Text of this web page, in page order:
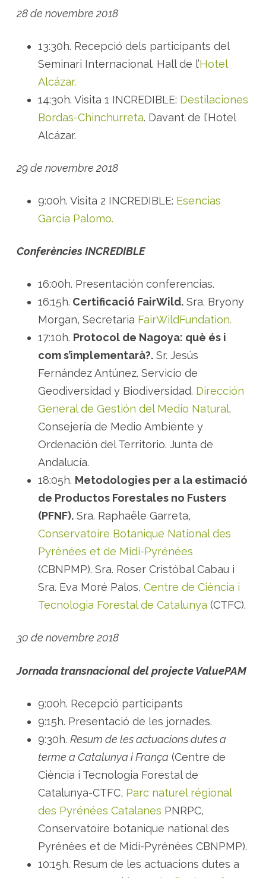
s
s
S
v
i
l
l
a
28 de novembre 2018
13:30h. Recepció dels participants del
Seminari Internacional. Hall de l’Hotel
Alcázar.
14:30h. Visita 1 INCREDIBLE: Destilaciones
Bordas-Chinchurreta. Davant de l’Hotel
Alcázar.
29 de novembre 2018
9:00h. Visita 2 INCREDIBLE: Esencias
García Palomo.
Conferències INCREDIBLE
16:00h. Presentación conferencias.
16:15h. Certificació FairWild. Sra. Bryony
Morgan, Secretaria FairWildFundation.
17:10h. Protocol de Nagoya: què és i
com s’implementarà?. Sr. Jesús
Fernández Antúnez. Servicio de
Geodiversidad y Biodiversidad. Dirección
General de Gestión del Medio Natural.
Consejería de Medio Ambiente y
Ordenación del Territorio. Junta de
Andalucía.
18:05h. Metodologies per a la estimació
de Productos Forestales no Fusters
(PFNF). Sra. Raphaële Garreta,
Conservatoire Botanique National des
Pyrénées et de Midi-Pyrénées
(CBNPMP). Sra. Roser Cristóbal Cabau i
Sra. Eva Moré Palos, Centre de Ciència i
Tecnologia Forestal de Catalunya (CTFC).
30 de novembre 2018
Jornada transnacional del projecte ValuePAM
9:00h. Recepció participants
9:15h. Presentació de les jornades.
9:30h. Resum de les actuacions dutes a
terme a Catalunya i França (Centre de
Ciència i Tecnologia Forestal de
Catalunya-CTFC, Parc naturel régional
des Pyrénées Catalanes PNRPC,
Conservatoire botanique national des
Pyrénées et de Midi-Pyrénées CBNPMP).
10:15h. Resum de les actuacions dutes a